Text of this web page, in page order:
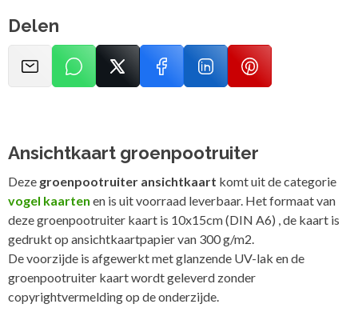
Delen
Ansichtkaart groenpootruiter
Deze groenpootruiter ansichtkaart komt uit de categorie
vogel kaarten en is uit voorraad leverbaar. Het formaat van
deze groenpootruiter kaart is 10x15cm (DIN A6) , de kaart is
gedrukt op ansichtkaartpapier van 300 g/m2.
De voorzijde is afgewerkt met glanzende UV-lak en de
groenpootruiter kaart wordt geleverd zonder
copyrightvermelding op de onderzijde.